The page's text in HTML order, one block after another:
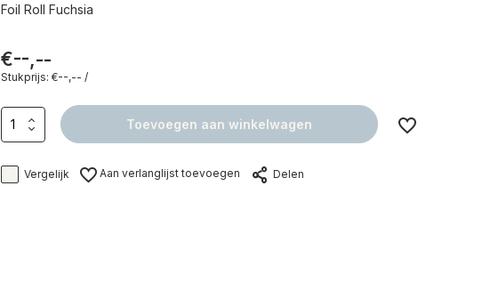
Foil Roll Fuchsia
€--,--
Stukprijs: €--,-- /
Toevoegen aan winkelwagen
Vergelijk Aan verlanglijst toevoegen Delen